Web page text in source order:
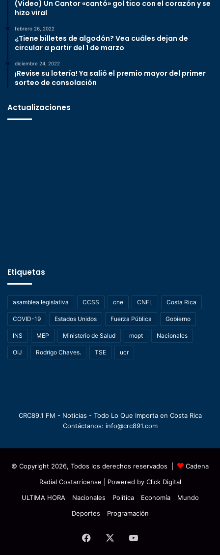
(Video) Un Cantor «cantó» gol tico con el corazón y se
hizo viral
febrero 26, 2022
¿Tiene billetes de algodón? Vea cuáles dejan de
circular a partir del 1 de marzo
diciembre 24, 2022
¡Revise su lotería! Ya salió el premio mayor del primer
sorteo de consolación
Actualizaciones
Etiquetas
asamblea legislativa CCSS cne CNFL Costa Rica
COVID-19 Estados Unidos Fuerza Pública Gobierno
INS MEP Ministerio de Salud mopt Nacionales
OIJ Rodrigo Chaves. TSE ucr
CRC89.1 FM - Noticias - Todo Lo Que Importa en Costa Rica
Contáctanos: info@crc891.com
© Copyright 2026, Todos los derechos reservados |
Cadena
Radial Costarricense | Powered by Click Digital
ULTIMA HORA
Nacionales Política Economía
Mundo
Deportes
Programación
Facebook